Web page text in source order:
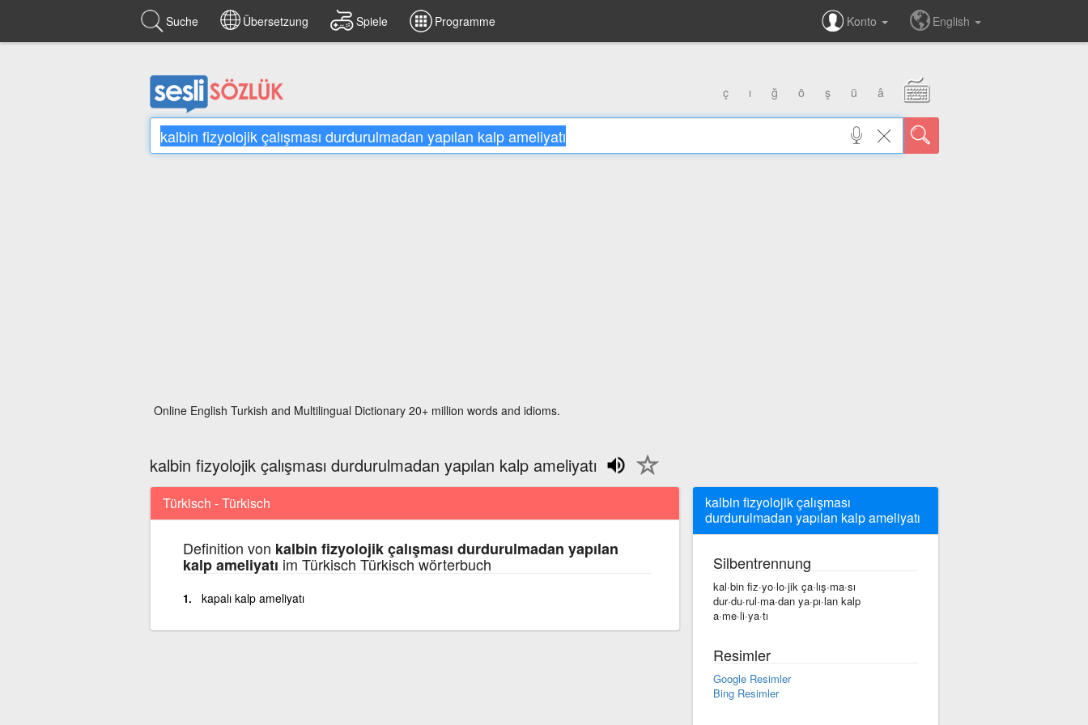
Suche Übersetzung Spiele Programme Konto English
ç ı ğ ö ş ü â
Online English Turkish and Multilingual Dictionary 20+ million words and idioms.
kalbin fizyolojik çalışması durdurulmadan yapılan kalp ameliyatı
Türkisch - Türkisch
Definition von kalbin fizyolojik çalışması durdurulmadan yapılan
kalp ameliyatı im Türkisch Türkisch wörterbuch
kapalı kalp ameliyatı
kalbin fizyolojik çalışması
durdurulmadan yapılan kalp ameliyatı
Silbentrennung
kal·bin fiz·yo·lo·jik ça·lış·ma·sı
dur·du·rul·ma·dan ya·pı·lan kalp
a·me·li·ya·tı
Resimler
Google Resimler
Bing Resimler